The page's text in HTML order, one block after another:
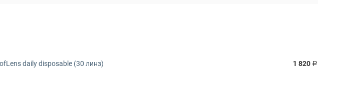
daily disposable (30 линз) 1 820 Р